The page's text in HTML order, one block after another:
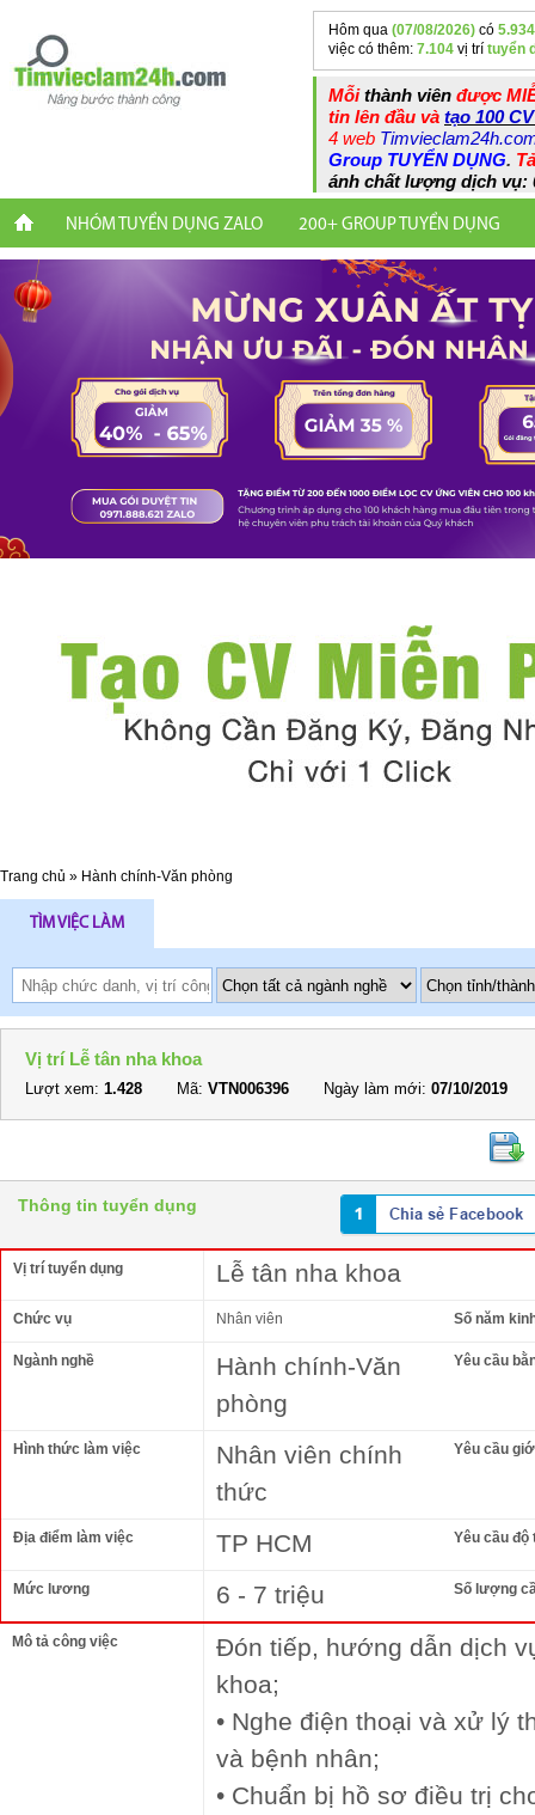
Hôm qua (07/08/2026) có 5.934
việc có thêm: 7.104 vị trí tuyển
Mỗithành viên được
tin lên đầu và tạo 100
4 web
Group TUYỂN DỤNG.
ánh chất lượng dịch vụ:
NHÓM TUYỂN DỤNG ZALO 200+ GROUP TUYỂN DỤNG
Trang chủ » Hành chính-Văn phòng
TÌM VIỆC LÀM
Vị trí Lễ tân nha khoa
Lượt xem: 1.428 Mã: VTN006396 Ngày làm mới: 07/10/2019
Thông tin tuyển dụng
Vị trí tuyển dụng Lễ tân nha khoa
Chức vụ Nhân viên Số năm
Ngành nghề
Hành chính-Văn
phòng
Yêu cầu
Hình thức làm việc
Nhân viên chính
thức
Yêu cầu
Địa điểm làm việc TP HCM Yêu cầu độ
Mức lương 6 - 7 triệu Số lượng
Mô tả công việc
Đón tiếp, hướng dẫn dịch
khoa;
• Nghe điện thoại và xử lý
và bệnh nhân;
• Chuẩn bị hồ sơ điều trị